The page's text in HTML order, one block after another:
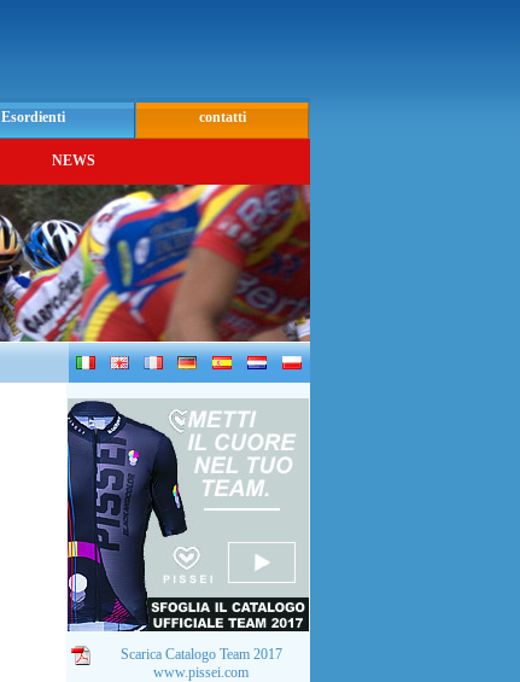
Esordienti contatti
NEWS
Scarica Catalogo Team 2017
www.pissei.com